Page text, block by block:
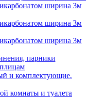
ширина 3м
ширина 3м
ширина 3м
парники
и комплектующие.
комнаты и туалета